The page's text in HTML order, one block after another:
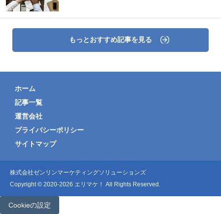
もっとおすすめ記事を見る
ホーム
記事一覧
運営会社
プライバシーポリシー
サイトマップ
株式会社ゼンリンマーケティングソリューションズ
Copyright © 2020-2026 エリマケ！ All Rights Reserved.
Cookieの設定